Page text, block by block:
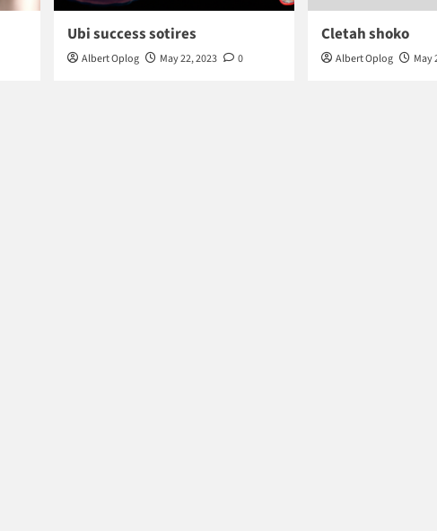
Ubi success sotires
Albert Oplog May 22, 2023 0
Cletah shoko
Albert Oplog May